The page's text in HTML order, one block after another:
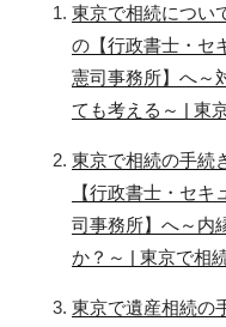
東京で相続につい
の【行政書士・セ
憲司事務所】へ～
ても考える～ | 東
東京で相続の手続
【行政書士・セ
司事務所】へ～内
か？～ | 東京で相
東京で遺産相続の